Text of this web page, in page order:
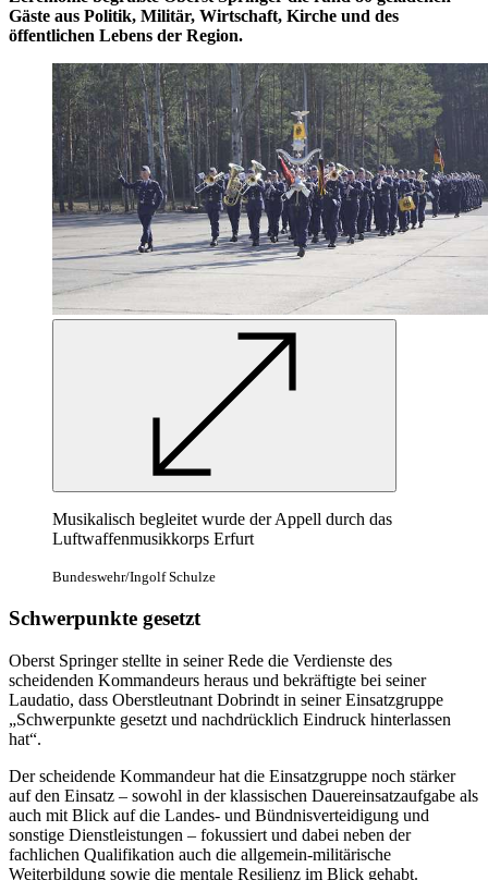
Gäste aus Politik, Militär, Wirtschaft, Kirche und des
öffentlichen Lebens der Region.
Musikalisch begleitet wurde der Appell durch das
Luftwaffenmusikkorps Erfurt
Bundeswehr/Ingolf Schulze
Schwerpunkte gesetzt
Oberst Springer stellte in seiner Rede die Verdienste des
scheidenden Kommandeurs heraus und bekräftigte bei seiner
Laudatio, dass Oberstleutnant Dobrindt in seiner Einsatzgruppe
„Schwerpunkte gesetzt und nachdrücklich Eindruck hinterlassen
hat“.
Der scheidende Kommandeur hat die Einsatzgruppe noch stärker
auf den Einsatz – sowohl in der klassischen Dauereinsatzaufgabe als
auch mit Blick auf die Landes- und Bündnisverteidigung und
sonstige Dienstleistungen – fokussiert und dabei neben der
fachlichen Qualifikation auch die allgemein-militärische
Weiterbildung sowie die mentale Resilienz im Blick gehabt.